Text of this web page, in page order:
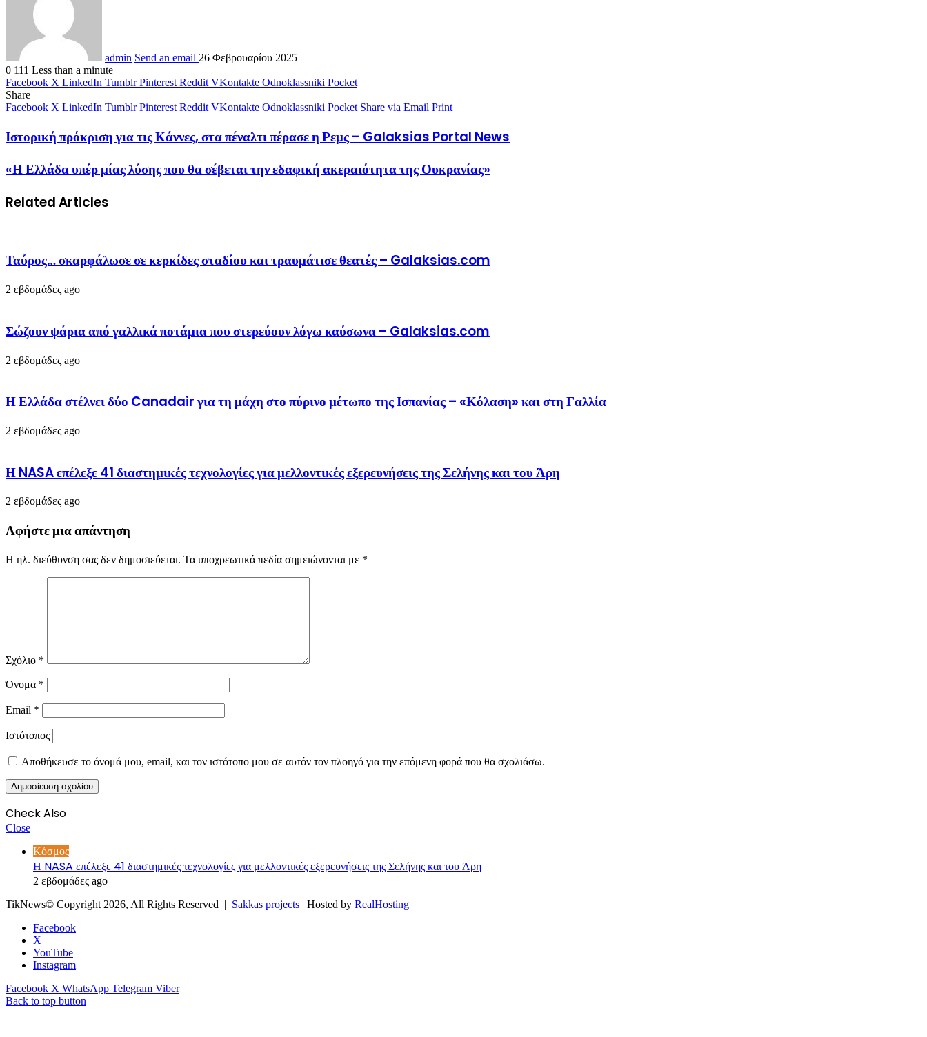
admin Send an email 26 Φεβρουαρίου 2025
0 111 Less than a minute
Facebook X LinkedIn Tumblr Pinterest Reddit VKontakte Odnoklassniki Pocket
Share
Facebook X LinkedIn Tumblr Pinterest Reddit VKontakte Odnoklassniki Pocket Share via Email Print
Ιστορική πρόκριση για τις Κάννες, στα πέναλτι πέρασε η Ρεμς – Galaksias Portal News
«Η Ελλάδα υπέρ μίας λύσης που θα σέβεται την εδαφική ακεραιότητα της Ουκρανίας»
Related Articles
Ταύρος… σκαρφάλωσε σε κερκίδες σταδίου και τραυμάτισε θεατές – Galaksias.com
2 εβδομάδες ago
Σώζουν ψάρια από γαλλικά ποτάμια που στερεύουν λόγω καύσωνα – Galaksias.com
2 εβδομάδες ago
Η Ελλάδα στέλνει δύο Canadair για τη μάχη στο πύρινο μέτωπο της Ισπανίας – «Κόλαση» και στη Γαλλία
2 εβδομάδες ago
Η NASA επέλεξε 41 διαστημικές τεχνολογίες για μελλοντικές εξερευνήσεις της Σελήνης και του Άρη
2 εβδομάδες ago
Αφήστε μια απάντηση
Η ηλ. διεύθυνση σας δεν δημοσιεύεται. Τα υποχρεωτικά πεδία σημειώνονται με *
Σχόλιο *
Όνομα *
Email *
Ιστότοπος
Αποθήκευσε το όνομά μου, email, και τον ιστότοπο μου σε αυτόν τον πλοηγό για την επόμενη φορά που θα σχολιάσω.
Check Also
Close
Κόσμος
Η NASA επέλεξε 41 διαστημικές τεχνολογίες για μελλοντικές εξερευνήσεις της Σελήνης και του Άρη
2 εβδομάδες ago
TikNews© Copyright 2026, All Rights Reserved | Sakkas projects | Hosted by RealHosting
Facebook
X
YouTube
Instagram
Facebook X WhatsApp Telegram Viber
Back to top button